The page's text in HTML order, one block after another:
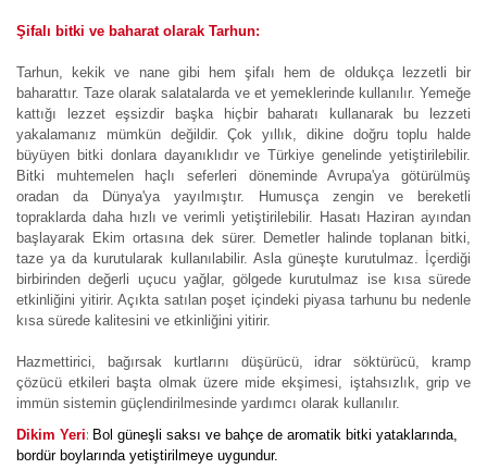
Şifalı bitki ve baharat olarak Tarhun:
Tarhun, kekik ve nane gibi hem şifalı hem de oldukça lezzetli bir
baharattır. Taze olarak salatalarda ve et yemeklerinde kullanılır. Yemeğe
kattığı lezzet eşsizdir başka hiçbir baharatı kullanarak bu lezzeti
yakalamanız mümkün değildir. Çok yıllık, dikine doğru toplu halde
büyüyen bitki donlara dayanıklıdır ve Türkiye genelinde yetiştirilebilir.
Bitki muhtemelen haçlı seferleri döneminde Avrupa'ya götürülmüş
oradan da Dünya'ya yayılmıştır. Humusça zengin ve bereketli
topraklarda daha hızlı ve verimli yetiştirilebilir. Hasatı Haziran ayından
başlayarak Ekim ortasına dek sürer. Demetler halinde toplanan bitki,
taze ya da kurutularak kullanılabilir. Asla güneşte kurutulmaz. İçerdiği
birbirinden değerli uçucu yağlar, gölgede kurutulmaz ise kısa sürede
etkinliğini yitirir. Açıkta satılan poşet içindeki piyasa tarhunu bu nedenle
kısa sürede kalitesini ve etkinliğini yitirir.
Hazmettirici, bağırsak kurtlarını düşürücü, idrar söktürücü, kramp
çözücü etkileri başta olmak üzere mide ekşimesi, iştahsızlık, grip ve
immün sistemin güçlendirilmesinde yardımcı olarak kullanılır.
Dikim Yeri: Bol güneşli saksı ve bahçe de aromatik bitki yataklarında,
bordür boylarında yetiştirilmeye uygundur.